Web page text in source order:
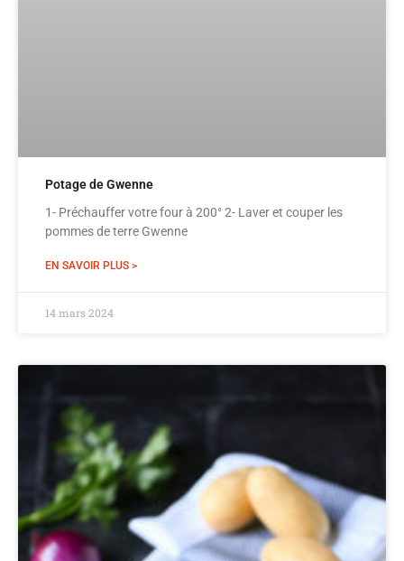
Potage de Gwenne
1- Préchauffer votre four à 200° 2- Laver et couper les
pommes de terre Gwenne
EN SAVOIR PLUS >
14 mars 2024